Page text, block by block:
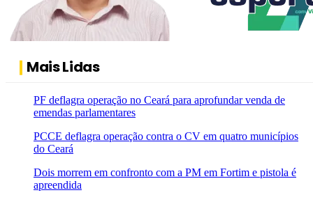
Mais Lidas
PF deflagra operação no Ceará para aprofundar venda de
emendas parlamentares
PCCE deflagra operação contra o CV em quatro municípios
do Ceará
Dois morrem em confronto com a PM em Fortim e pistola é
apreendida